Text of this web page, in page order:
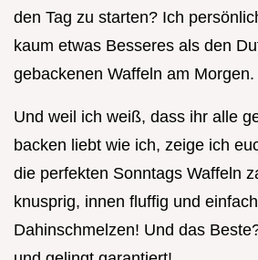
den Tag zu starten? Ich
kaum etwas Besseres als den
gebackenen Waffeln am Morgen.
Und weil ich weiß, dass ihr alle
backen liebt wie ich, zeige ich
die perfekten Sonntags Waffeln
knusprig, innen fluffig und
Dahinschmelzen! Und das